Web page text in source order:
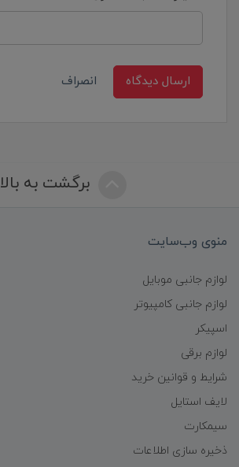
ارسال دیدگاه انصراف
برگشت به بالا
منوی وب‌سایت
لوازم جانبی موبایل
لوازم جانبی کامپیوتر
اسپیکر
لوازم برقی
شرایط و قوانین خرید
لایف استایل
سیمکارت
ذخیره سازی اطلاعات